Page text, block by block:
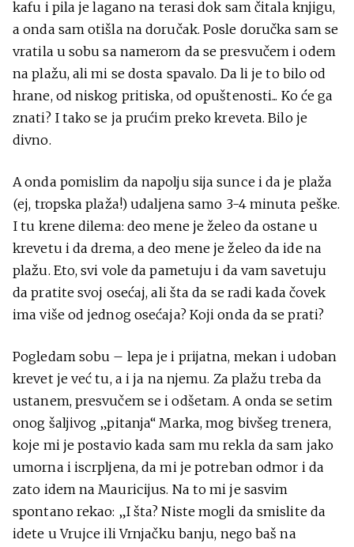
kafu i pila je lagano na terasi dok sam čitala knjigu,
a onda sam otišla na doručak. Posle doručka sam se
vratila u sobu sa namerom da se presvučem i odem
na plažu, ali mi se dosta spavalo. Da li je to bilo od
hrane, od niskog pritiska, od opuštenosti... Ko će ga
znati? I tako se ja prućim preko kreveta. Bilo je
divno.
A onda pomislim da napolju sija sunce i da je plaža
(ej, tropska plaža!) udaljena samo 3-4 minuta peške.
I tu krene dilema: deo mene je želeo da ostane u
krevetu i da drema, a deo mene je želeo da ide na
plažu. Eto, svi vole da pametuju i da vam savetuju
da pratite svoj osećaj, ali šta da se radi kada čovek
ima više od jednog osećaja? Koji onda da se prati?
Pogledam sobu – lepa je i prijatna, mekan i udoban
krevet je već tu, a i ja na njemu. Za plažu treba da
ustanem, presvučem se i odšetam. A onda se setim
onog šaljivog „pitanja“ Marka, mog bivšeg trenera,
koje mi je postavio kada sam mu rekla da sam jako
umorna i iscrpljena, da mi je potreban odmor i da
zato idem na Mauricijus. Na to mi je sasvim
spontano rekao: „I šta? Niste mogli da smislite da
idete u Vrujce ili Vrnjačku banju, nego baš na